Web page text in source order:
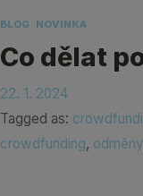
BLOG NOVINKA
Co dělat
22. 1. 2024
Tagged as:
crowdfunding, odměny